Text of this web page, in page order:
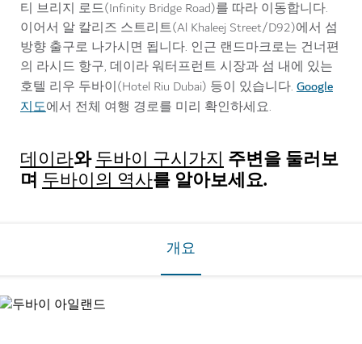
티 브리지 로드(Infinity Bridge Road)를 따라 이동합니다.
이어서 알 칼리즈 스트리트(Al Khaleej Street/D92)에서 섬
방향 출구로 나가시면 됩니다. 인근 랜드마크로는 건너편
의 라시드 항구, 데이라 워터프런트 시장과 섬 내에 있는
호텔 리우 두바이(Hotel Riu Dubai) 등이 있습니다. Google
지도에서 전체 여행 경로를 미리 확인하세요.
데이라와두바이 구시가지주변을둘러보
며 두바이의 역사를 알아보세요.
개요